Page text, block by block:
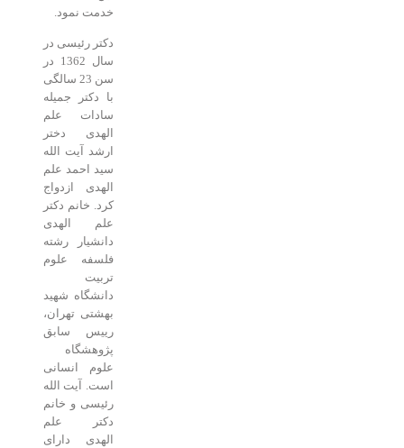
خدمت نمود.
دکتر رئیسی در
سال 1362 در
سن 23 سالگی
با دکتر جمیله
سادات علم
الهدی دختر
ارشد آیت الله
سید احمد علم
الهدی ازدواج
کرد. خانم دکتر
علم الهدی
دانشیار رشته
فلسفه علوم
دانشگاه شهید
بهشتی تهران،
رییس سابق
پژوهشگاه
علوم انسانی
است. آیت الله
رئیسی و خانم
دکتر علم
الهدی دارای